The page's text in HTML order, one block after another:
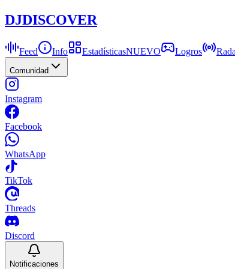
DJDISCOVER
Feed Info EstadísticasNUEVO Logros
Comunidad
Instagram
Facebook
WhatsApp
TikTok
Threads
Discord
Notificaciones